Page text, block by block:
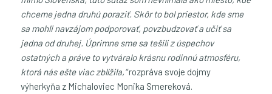
chceme jedna druhú poraziť. Skôr to bol priestor, kde sme
sa mohli navzájom podporovať, povzbudzovať a učiť sa
jedna od druhej. Úprimne sme sa tešili z úspechov
ostatných a práve to vytváralo krásnu rodinnú atmosféru,
ktorá nás ešte viac zblížila,“rozpráva svoje dojmy
výherkyňa z Michaloviec Monika Smereková.